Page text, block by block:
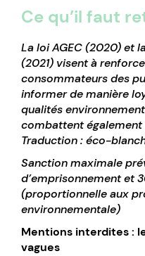
Ce qu’il faut
La loi AGEC (2020) et
(2021) visent à
consommateurs des
informer de manière
qualités
combattent également
Traduction : éco-
Sanction maximale
d’emprisonnement et
(proportionnelle aux
environnementale)
Mentions interdites :
vagues